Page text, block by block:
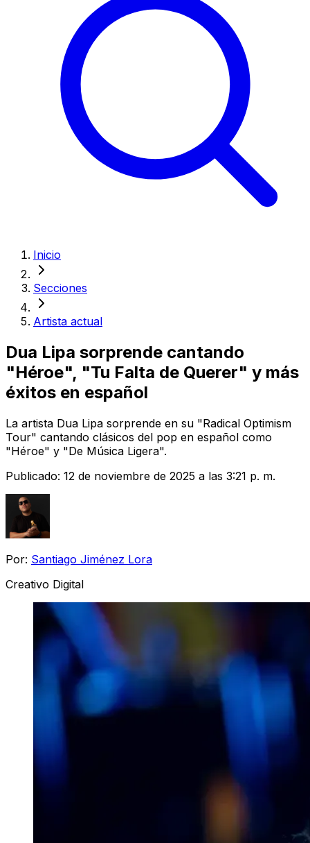
Inicio
Secciones
Artista actual
Dua Lipa sorprende cantando
"Héroe", "Tu Falta de Querer" y más
éxitos en español
La artista Dua Lipa sorprende en su "Radical Optimism
Tour" cantando clásicos del pop en español como
"Héroe" y "De Música Ligera".
Publicado: 12 de noviembre de 2025 a las 3:21 p. m.
Por: Santiago Jiménez Lora
Creativo Digital